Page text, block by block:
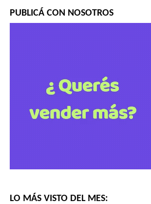
PUBLICÁ CON NOSOTROS
LO MÁS VISTO DEL MES: